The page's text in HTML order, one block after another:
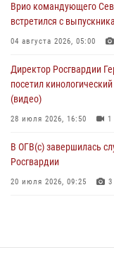
08 августа 2026, 07:00
В Москве
08 августа 2026, 06:32
Врио командующего
встретился с
04 августа 2026, 05:00
Директор Росгвардии
посетил
(видео)
28 июля 2026, 16:50 1
В ОГВ(с) завершилась
Росгвардии
20 июля 2026, 09:25 3